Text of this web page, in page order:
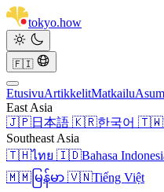
tokyo.how
🇫🇮
EtusivuArtikkelitMatkailu
East Asia
🇯🇵日本語 🇰🇷한국어 🇹🇼
Southeast Asia
🇹🇭ไทย 🇮🇩Bahasa
🇲🇲 မြန်မာ 🇻🇳Tiếng Việt